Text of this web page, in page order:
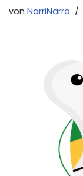
von NarriNarro